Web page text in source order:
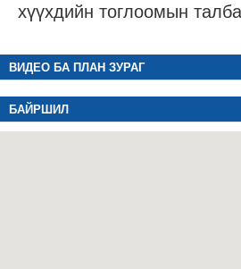
хүүхдийн тоглоомын
ВИДЕО БА ПЛАН ЗУРАГ
БАЙРШИЛ